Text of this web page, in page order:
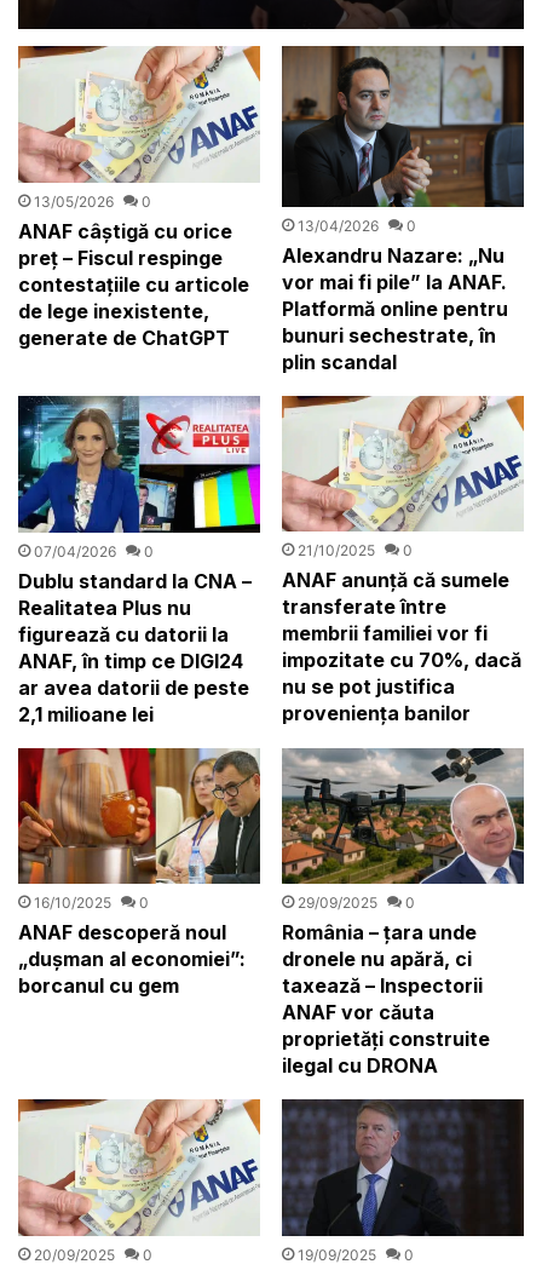
105 milioane de lei
13/05/2026 0
ANAF câștigă cu orice
preț – Fiscul respinge
contestațiile cu articole
de lege inexistente,
generate de ChatGPT
13/04/2026 0
Alexandru Nazare: „Nu
vor mai fi pile” la ANAF.
Platformă online pentru
bunuri sechestrate, în
plin scandal
07/04/2026 0
Dublu standard la CNA –
Realitatea Plus nu
figurează cu datorii la
ANAF, în timp ce DIGI24
ar avea datorii de peste
2,1 milioane lei
21/10/2025 0
ANAF anunță că sumele
transferate între
membrii familiei vor fi
impozitate cu 70%, dacă
nu se pot justifica
proveniența banilor
16/10/2025 0
ANAF descoperă noul
„dușman al economiei”:
borcanul cu gem
29/09/2025 0
România – țara unde
dronele nu apără, ci
taxează – Inspectorii
ANAF vor căuta
proprietăți construite
ilegal cu DRONA
20/09/2025 0 19/09/2025 0